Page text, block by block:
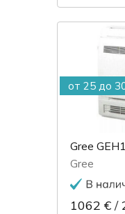
от 25 до
Gree
Gree
1062 € /